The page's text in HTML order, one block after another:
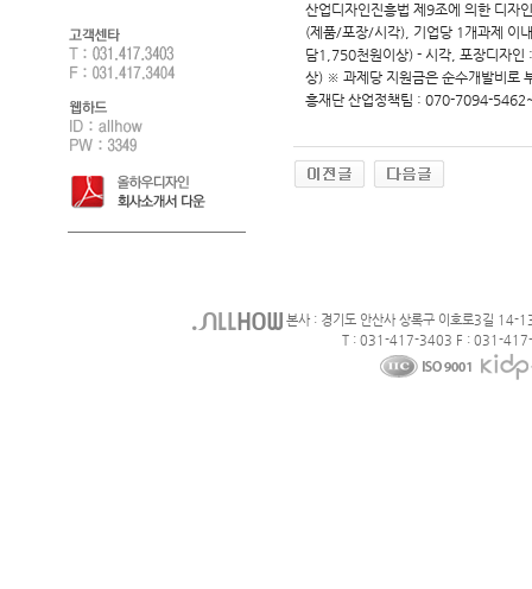
산업디자인진흥법 제9조에 의한 디자
(제품/포장/시각), 기업당 1개과제
담1,750천원이상) - 시각, 포장디자
상) ※ 과제당 지원금은 순수개발비로
흥재단 산업정책팀 : 070-7094-
본사 : 경기도 안산사 상록구 이호로3길 14-
T : 031-417-3403 F : 031-